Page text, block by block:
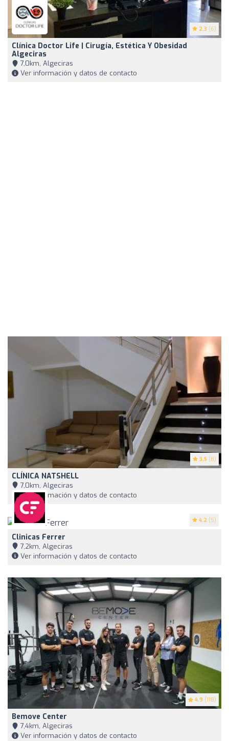
2.3 (6)
Clínica Doctor Life | Cirugía, Estética Y Obesidad
Algeciras
7,0km, Algeciras
Ver información y datos de contacto
3.5 (8)
CLÍNICA NATSHELL
7,0km, Algeciras
Ver información y datos de contacto
4.2 (5)
Clinicas Ferrer
7,2km, Algeciras
Ver información y datos de contacto
4.9 (118)
Bemove Center
7,4km, Algeciras
Ver información y datos de contacto